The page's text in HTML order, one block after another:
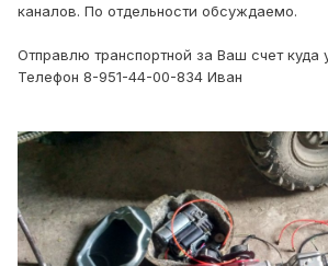
каналов. По отдельности обсуждаемо.
Отправлю транспортной за Ваш счет куда
Телефон 8-951-44-00-834 Иван